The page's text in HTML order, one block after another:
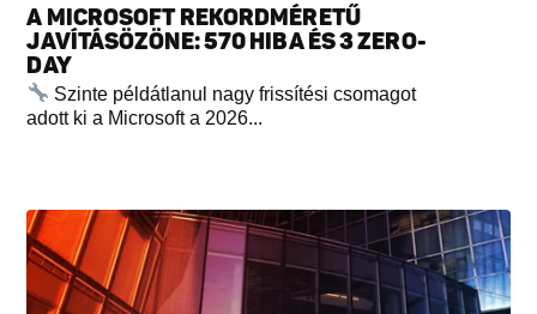
A MICROSOFT REKORDMÉRETŰ
JAVÍTÁSÖZÖNE: 570 HIBA ÉS 3 ZERO-
DAY
Szinte példátlanul nagy frissítési csomagot
adott ki a Microsoft a 2026...